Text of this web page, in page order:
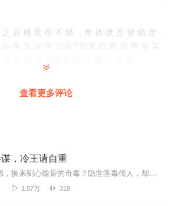
后 感 觉 很 不 错 ，整 体 状 态 很 稳 定 ，
有 专 业 学 过吗？如果 你 想 用 声 音 实
求， 可 以 腰 请 您 来 郎 读 一 些 国（学 ）
（书） 散（文）等等..可 以 拿 到 广告 收
品查阅图片进 入 咨 询🌷
0
查看更多评论
，冷王请自重
一夜缠绵，换来剜心噬骨的奇毒？隐世医毒传人，却在异世被情毒逼上绝路！永安侯府嫡女？不过是继室眼中碍眼的棋子！既然如此，这棋盘，本医妃来掀了！毒亦解药，以彼之道还...
1.57万 319